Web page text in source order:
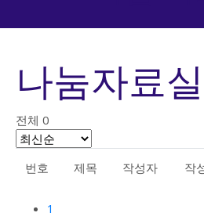
나눔자료실
전체 0
번호 제목 작성자 작
1